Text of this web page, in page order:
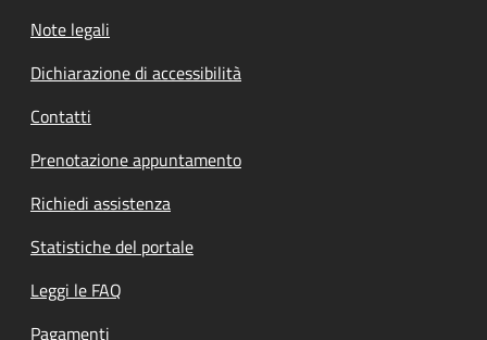
Note legali
Dichiarazione di accessibilità
Contatti
Prenotazione appuntamento
Richiedi assistenza
Statistiche del portale
Leggi le FAQ
Pagamenti